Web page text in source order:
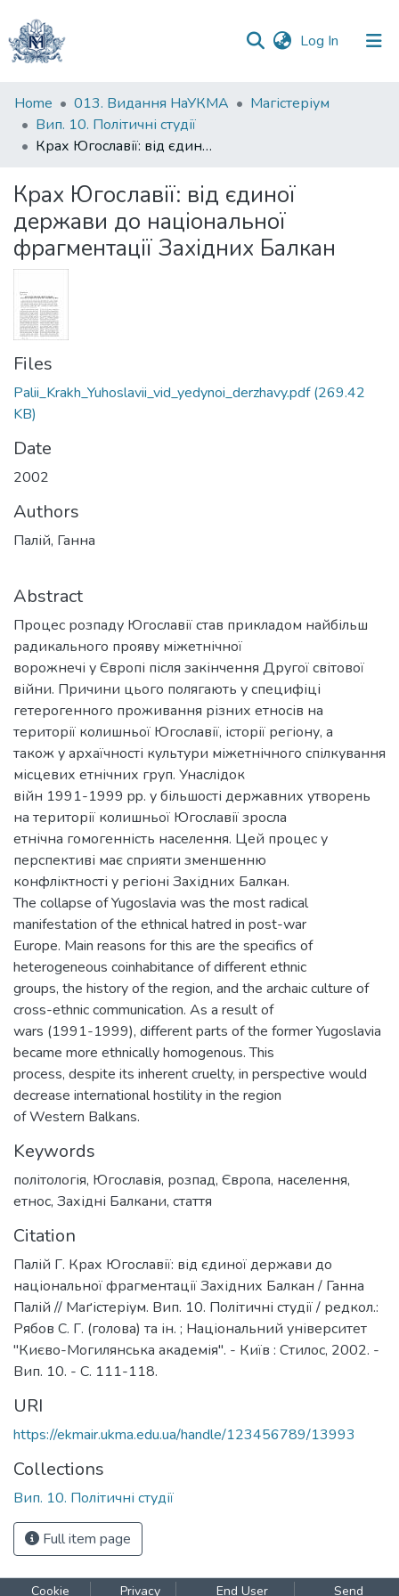
Log In (current)
Communities
&
Collections
Statistics
Home 013. Видання НаУКМА
Магістеріум
Вип. 10. Політичні студії
Крах Югославії: від єдиної держави до національної фрагментації Західних Балкан
Крах Югославії: від єдиної
держави до національної
фрагментації Західних Балкан
Files
Palii_Krakh_Yuhoslavii_vid_yedynoi_derzhavy.pdf(269.42
KB)
Date
2002
Authors
Палій, Ганна
Abstract
Процес розпаду Югославії став прикладом найбільш
радикального прояву міжетнічної
ворожнечі у Європі після закінчення Другої світової
війни. Причини цього полягають у специфіці
гетерогенного проживання різних етносів на
території колишньої Югославії, історії регіону, а
також у архаїчності культури міжетнічного спілкування
місцевих етнічних груп. Унаслідок
війн 1991-1999 pp. у більшості державних утворень
на території колишньої Югославії зросла
етнічна гомогенність населення. Цей процес у
перспективі має сприяти зменшенню
конфліктності у регіоні Західних Балкан.
The collapse of Yugoslavia was the most radical
manifestation of the ethnical hatred in post-war
Europe. Main reasons for this are the specifics of
heterogeneous coinhabitance of different ethnic
groups, the history of the region, and the archaic culture of
cross-ethnic communication. As a result of
wars (1991-1999), different parts of the former Yugoslavia
became more ethnically homogenous. This
process, despite its inherent cruelty, in perspective would
decrease international hostility in the region
of Western Balkans.
Keywords
політологія, Югославія, розпад, Європа, населення,
етнос, Західні Балкани, стаття
Citation
Палій Г. Крах Югославії: від єдиної держави до
національної фрагментації Західних Балкан / Ганна
Палій // Маґістеріум. Вип. 10. Політичні студії / редкол.:
Рябов С. Г. (голова) та ін. ; Національний університет
"Києво-Могилянська академія". - Київ : Стилос, 2002. -
Вип. 10. - С. 111-118.
URI
https://ekmair.ukma.edu.ua/handle/123456789/13993
Collections
Вип. 10. Політичні студії
Full item page
Cookie Privacy End User Send